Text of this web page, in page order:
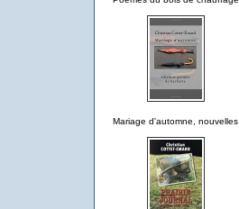
Mariage d'automne, nouvelles